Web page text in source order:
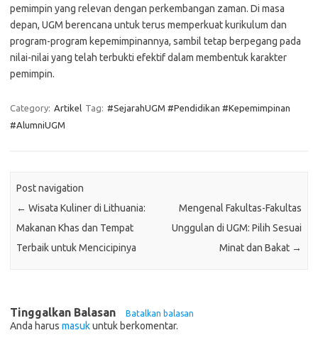
pemimpin yang relevan dengan perkembangan zaman. Di masa
depan, UGM berencana untuk terus memperkuat kurikulum dan
program-program kepemimpinannya, sambil tetap berpegang pada
nilai-nilai yang telah terbukti efektif dalam membentuk karakter
pemimpin.
Category: Artikel Tag: #SejarahUGM #Pendidikan #Kepemimpinan
#AlumniUGM
Post navigation
← Wisata Kuliner di Lithuania:
Makanan Khas dan Tempat
Terbaik untuk Mencicipinya
Mengenal Fakultas-Fakultas
Unggulan di UGM: Pilih Sesuai
Minat dan Bakat →
Tinggalkan Balasan Batalkan balasan
Anda harus masukuntuk berkomentar.